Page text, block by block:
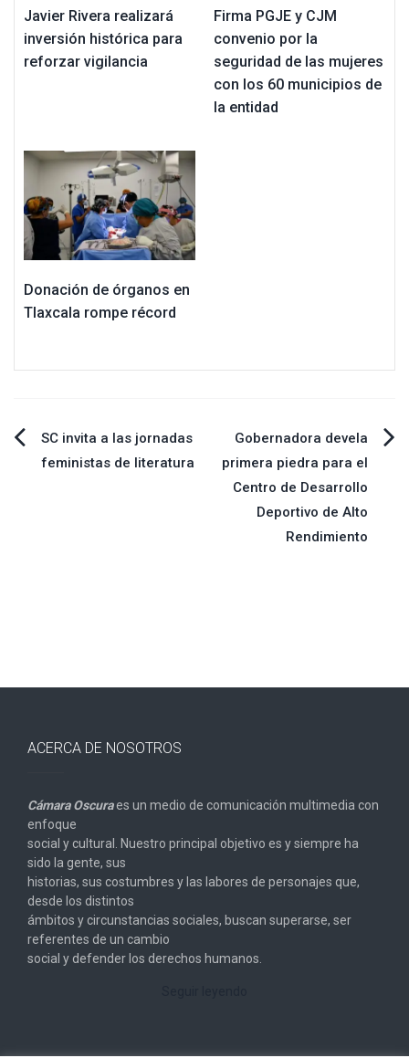
Javier Rivera realizará
inversión histórica para
reforzar vigilancia
Firma PGJE y CJM
convenio por la
seguridad de las mujeres
con los 60 municipios de
la entidad
Donación de órganos en
Tlaxcala rompe récord
Navegación
SC invita a las jornadas
feministas de literatura
Gobernadora devela
primera piedra para el
Centro de Desarrollo
Deportivo de Alto
Rendimiento
ACERCA DE NOSOTROS
Cámara Oscuraes un medio de comunicación multimedia con
enfoque
social y cultural. Nuestro principal objetivo es y siempre ha
sido la gente, sus
historias, sus costumbres y las labores de personajes que,
desde los distintos
ámbitos y circunstancias sociales, buscan superarse, ser
referentes de un cambio
social y defender los derechos humanos.